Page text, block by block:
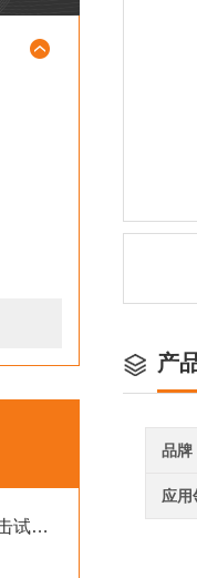
符合ISO 16750汽车电子冷热冲击试验机介绍
产
品牌
应用